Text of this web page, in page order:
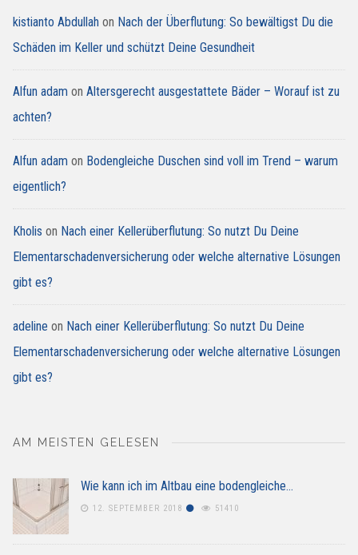
kistianto Abdullah on Nach der Überflutung: So bewältigst Du die
Schäden im Keller und schützt Deine Gesundheit
Alfun adam on Altersgerecht ausgestattete Bäder – Worauf ist zu
achten?
Alfun adam on Bodengleiche Duschen sind voll im Trend – warum
eigentlich?
Kholis on Nach einer Kellerüberflutung: So nutzt Du Deine
Elementarschadenversicherung oder welche alternative Lösungen
gibt es?
adeline on Nach einer Kellerüberflutung: So nutzt Du Deine
Elementarschadenversicherung oder welche alternative Lösungen
gibt es?
AM MEISTEN GELESEN
Wie kann ich im Altbau eine bodengleiche…
12. SEPTEMBER 2018 51410